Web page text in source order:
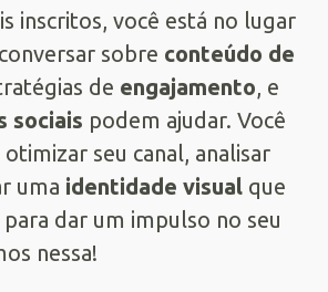
inscritos, você está no lugar
sobre conteúdo de
de engajamento, e
sociais podem ajudar. Você
seu canal, analisar
uma identidade visual que
dar um impulso no seu
nessa!